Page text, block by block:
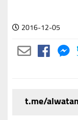
2016-12-05